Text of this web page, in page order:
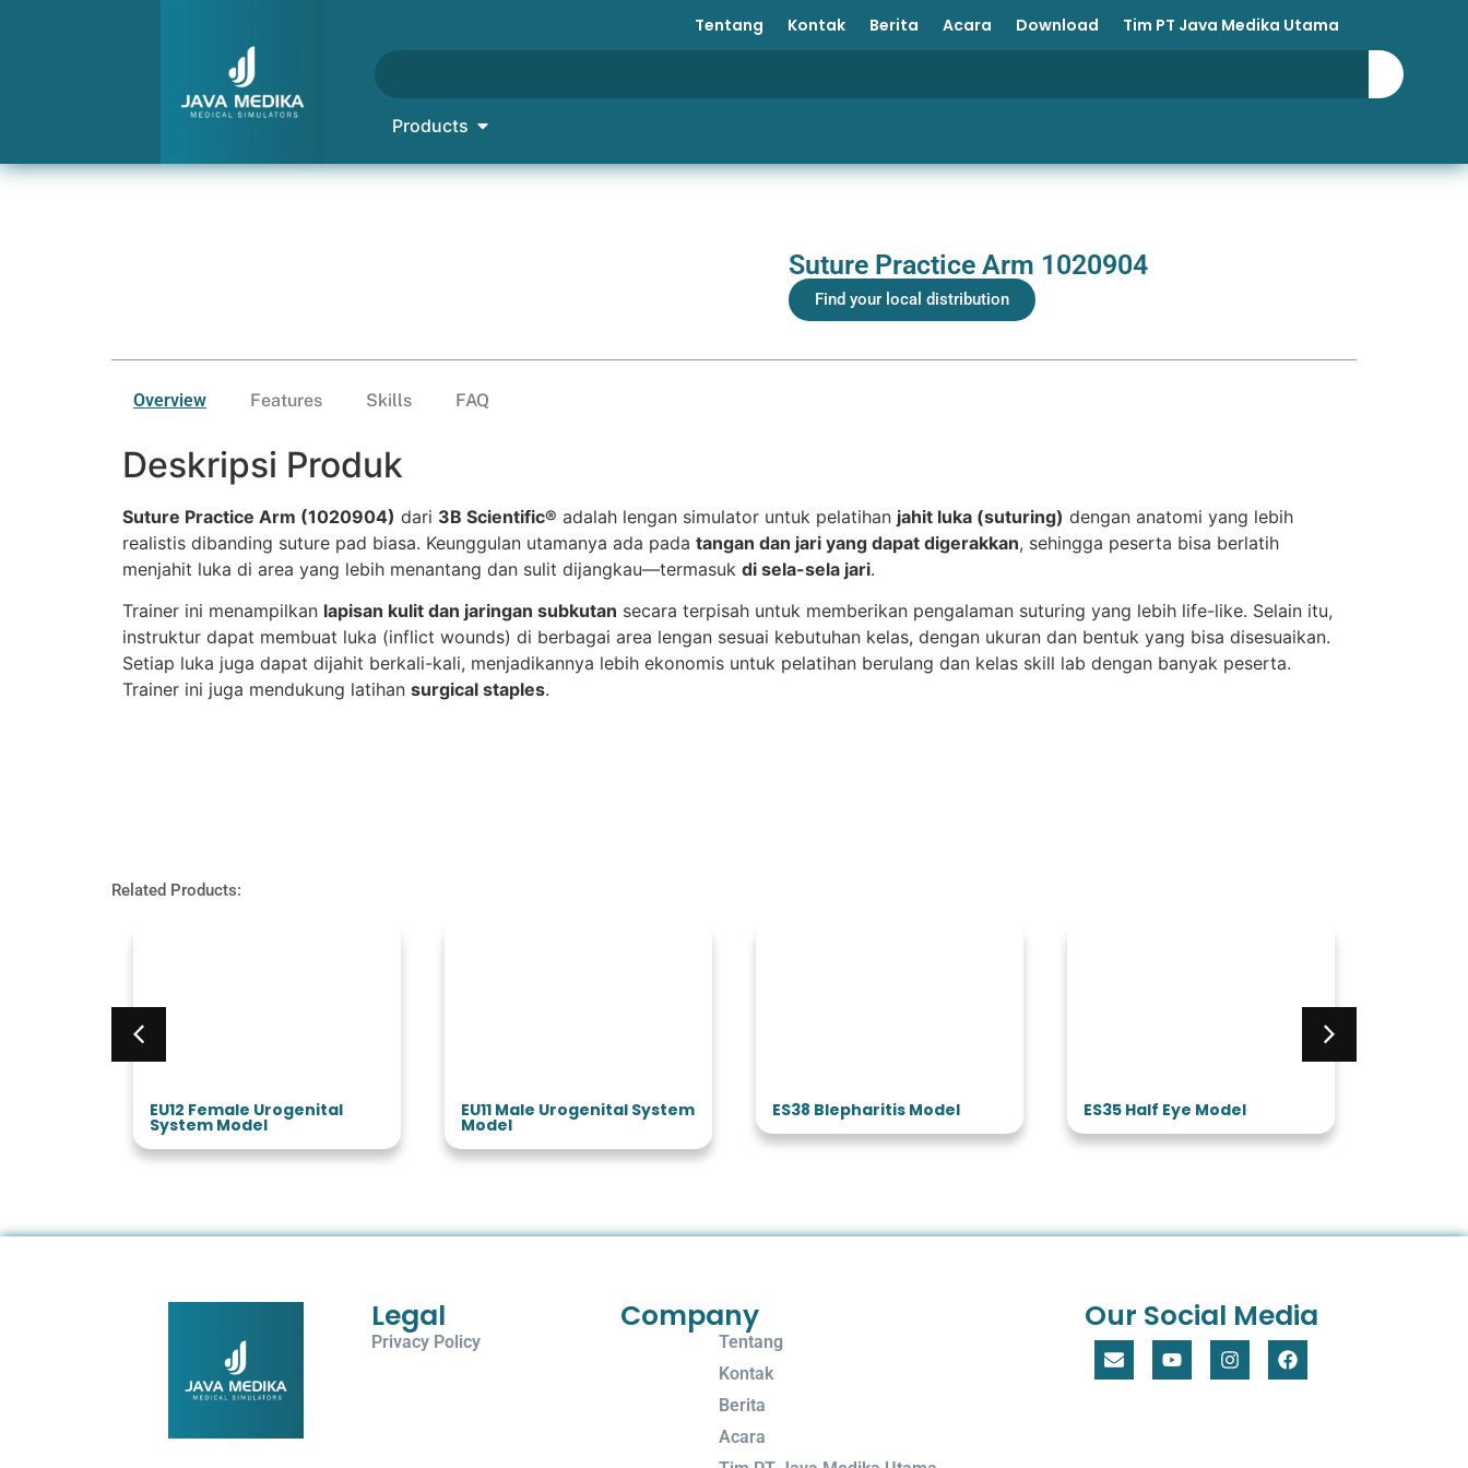
Tentang Kontak Berita Acara Download Tim PT Java Medika Utama
Products
Suture Practice Arm 1020904
Find your local distribution
Overview Features Skills FAQ
Deskripsi Produk
Suture Practice Arm (1020904) dari 3B Scientific® adalah lengan simulator untuk pelatihan jahit luka (suturing) dengan anatomi yang lebih
realistis dibanding suture pad biasa. Keunggulan utamanya ada pada tangan dan jari yang dapat digerakkan, sehingga peserta bisa berlatih
menjahit luka di area yang lebih menantang dan sulit dijangkau—termasuk di sela-sela jari.
Trainer ini menampilkan lapisan kulit dan jaringan subkutan secara terpisah untuk memberikan pengalaman suturing yang lebih life-like. Selain itu,
instruktur dapat membuat luka (inflict wounds) di berbagai area lengan sesuai kebutuhan kelas, dengan ukuran dan bentuk yang bisa disesuaikan.
Setiap luka juga dapat dijahit berkali-kali, menjadikannya lebih ekonomis untuk pelatihan berulang dan kelas skill lab dengan banyak peserta.
Trainer ini juga mendukung latihan surgical staples.
Related Products:
EU12 Female Urogenital
System Model
EU11 Male Urogenital System
Model
ES38 Blepharitis Model ES35 Half Eye Model
Legal
Privacy Policy
Tentang
Kontak
Berita
Acara
Company Our Social Media